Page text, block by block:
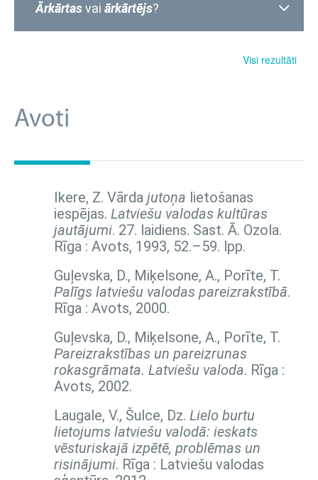
Ārkārtasvai ārkārtējs?
Visi rezultāti
Avoti
Ikere, Z. Vārda jutoņa lietošanas
iespējas. Latviešu valodas kultūras
jautājumi. 27. laidiens. Sast. Ā. Ozola.
Rīga : Avots, 1993, 52.–59. lpp.
Guļevska, D., Miķelsone, A., Porīte, T.
Palīgs latviešu valodas pareizrakstībā.
Rīga : Avots, 2000.
Guļevska, D., Miķelsone, A., Porīte, T.
Pareizrakstības un pareizrunas
rokasgrāmata. Latviešu valoda. Rīga :
Avots, 2002.
Laugale, V., Šulce, Dz. Lielo burtu
lietojums latviešu valodā: ieskats
vēsturiskajā izpētē, problēmas un
risinājumi. Rīga : Latviešu valodas